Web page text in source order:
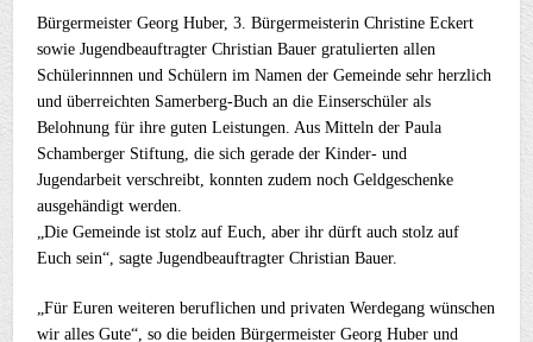
Bürgermeister Georg Huber, 3. Bürgermeisterin Christine Eckert
sowie Jugendbeauftragter Christian Bauer gratulierten allen
Schülerinnnen und Schülern im Namen der Gemeinde sehr herzlich
und überreichten Samerberg-Buch an die Einserschüler als
Belohnung für ihre guten Leistungen. Aus Mitteln der Paula
Schamberger Stiftung, die sich gerade der Kinder- und
Jugendarbeit verschreibt, konnten zudem noch Geldgeschenke
ausgehändigt werden.
„Die Gemeinde ist stolz auf Euch, aber ihr dürft auch stolz auf
Euch sein“, sagte Jugendbeauftragter Christian Bauer.
„Für Euren weiteren beruflichen und privaten Werdegang wünschen
wir alles Gute“, so die beiden Bürgermeister Georg Huber und